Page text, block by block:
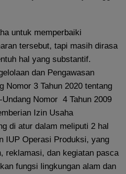
untuk memperbaiki
tersebut, tapi masih dirasa
hal yang substantif.
dan Pengawasan
Nomor 3 Tahun 2020 tentang
Nomor 4 Tahun 2009
Izin Usaha
di atur dalam meliputi 2 hal
IUP Operasi Produksi, yang
reklamasi, dan kegiatan pasca
fungsi lingkungan alam dan